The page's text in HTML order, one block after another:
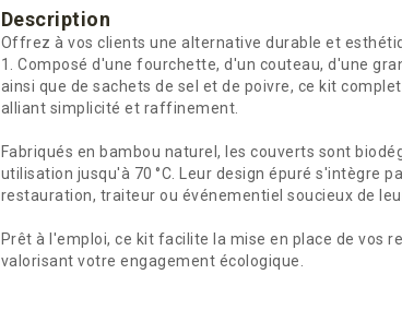
Description
Offrez à vos clients une alternative durable et
1. Composé d'une fourchette, d'un couteau, d'une
ainsi que de sachets de sel et de poivre, ce kit
alliant simplicité et raffinement.
Fabriqués en bambou naturel, les couverts sont
utilisation jusqu'à 70 °C. Leur design épuré s'intègre
restauration, traiteur ou événementiel soucieux de
Prêt à l'emploi, ce kit facilite la mise en place de vos
valorisant votre engagement écologique.